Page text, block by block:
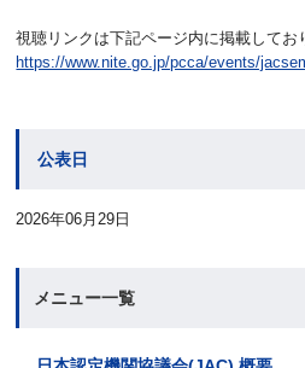
視聴リンクは下記ページ内に掲載してお
https://www.nite.go.jp/pcca/events/
公表日
2026年06月29日
メニュー一覧